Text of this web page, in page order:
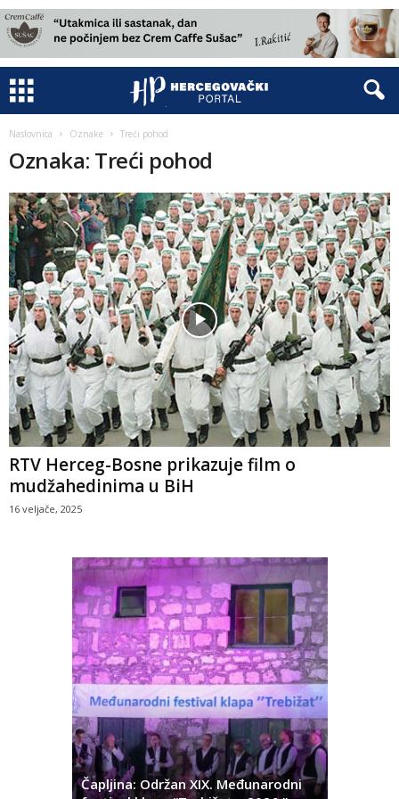
Naslovnica Oznake Treći pohod
Oznaka: Treći pohod
RTV Herceg-Bosne prikazuje film o
mudžahedinima u BiH
16 veljače, 2025
Čapljina: Održan XIX. Međunarodni